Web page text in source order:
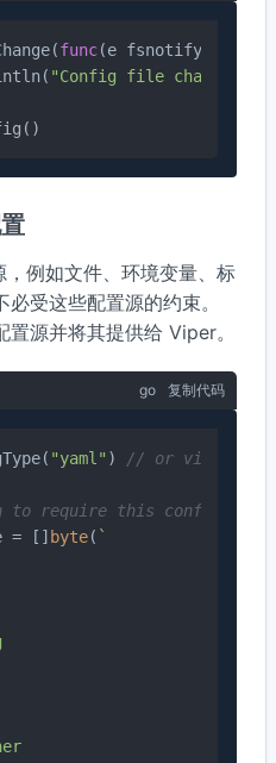
func(e fsnotify.Event)
"Config file changed:"
例如文件、环境变量、标
受这些配置源的约束。
源并将其提供给 Viper。
go 复制代码
"yaml" ) // or
to require this
= [] byte( `